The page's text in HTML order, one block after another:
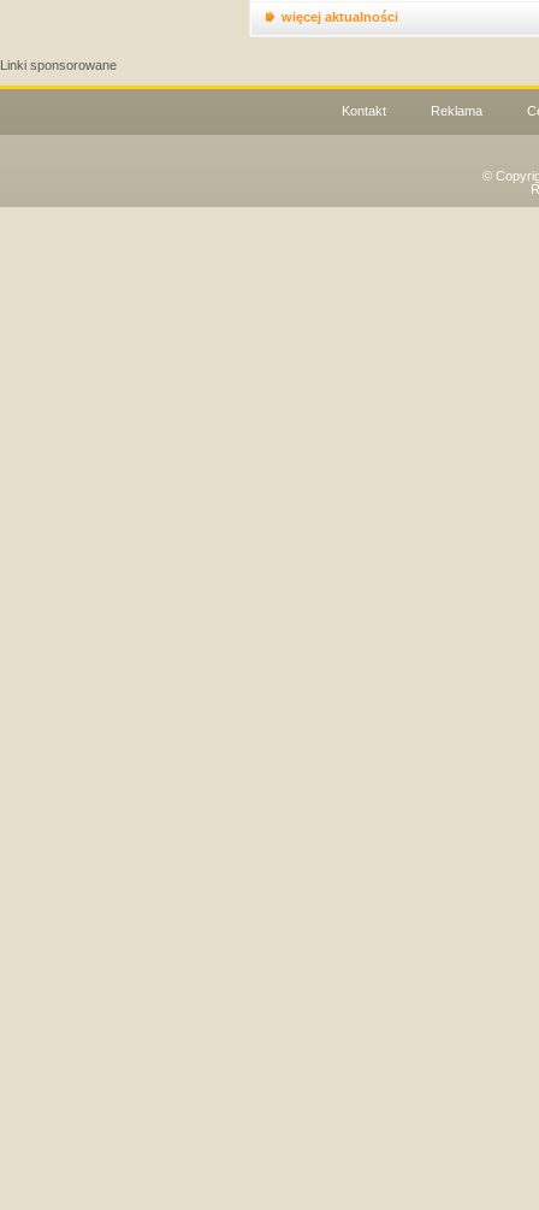
więcej aktualności
Linki sponsorowane
Kontakt Reklama
©